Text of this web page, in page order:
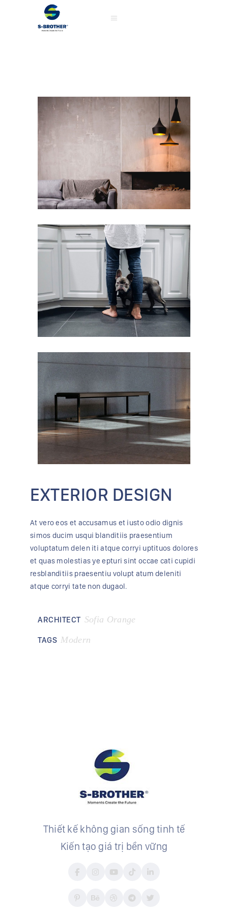
EXTERIOR DESIGN
At vero eos et accusamus et iusto odio dignis
simos ducim usqui blanditiis praesentium
voluptatum delen iti atque corryi uptituos dolores
et quas molestias ye epturi sint occae cati cupidi
resblanditiis praesentiu volupt atum deleniti
atque corryi tate non dugaol.
ARCHITECT Sofia Orange
TAGS Modern
Thiết kế không gian sống tinh tế
Kiến tạo giá trị bền vững